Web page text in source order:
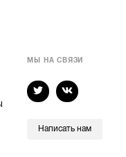
МЫ НА СВЯЗИ
Написать нам